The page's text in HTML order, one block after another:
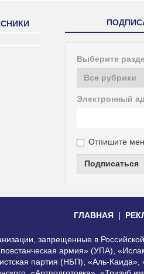
Выберите
Электронный
Отпишите
Подписаться
ГЛАВНАЯ
запрещенные в
армия» (УПА),
партия (НБП), «Аль-